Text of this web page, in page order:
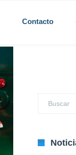
Contacto